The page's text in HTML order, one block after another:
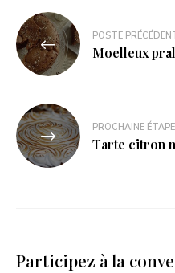
POSTE
Moelleux
PROCHAINE ÉTAPE
Tarte citron
Participez à la